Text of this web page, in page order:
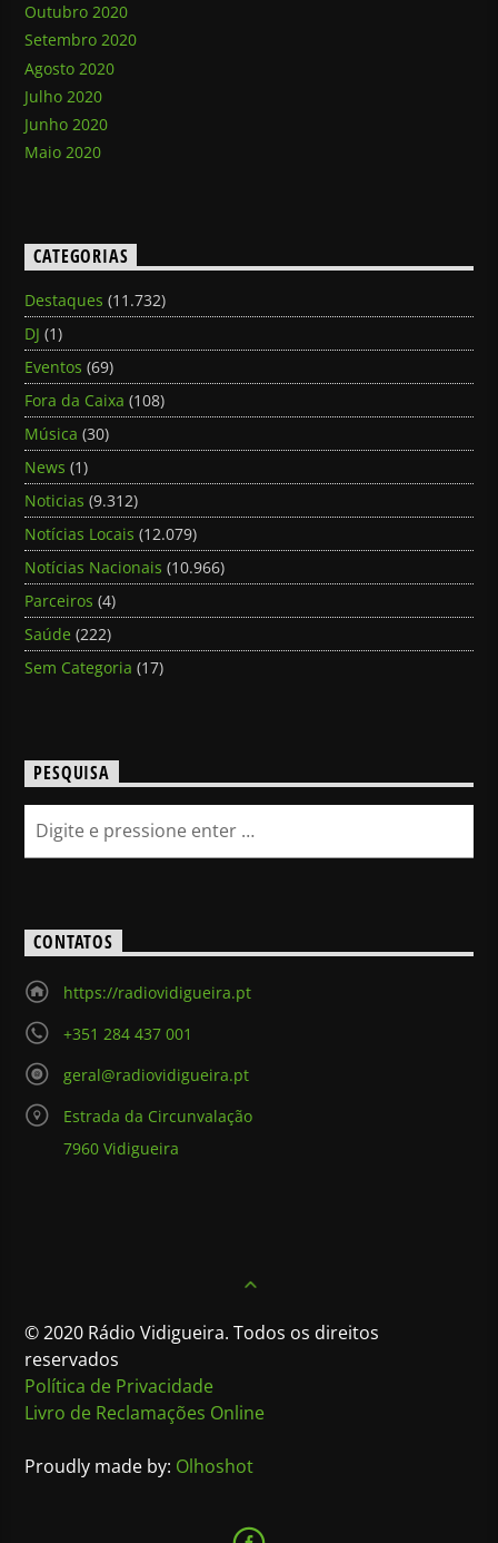
Outubro 2020
Setembro 2020
Agosto 2020
Julho 2020
Junho 2020
Maio 2020
CATEGORIAS
Destaques (11.732)
DJ (1)
Eventos (69)
Fora da Caixa (108)
Música (30)
News (1)
Noticias (9.312)
Notícias Locais (12.079)
Notícias Nacionais (10.966)
Parceiros (4)
Saúde (222)
Sem Categoria (17)
PESQUISA
CONTATOS
https://radiovidigueira.pt
+351 284 437 001
geral@radiovidigueira.pt
Estrada da Circunvalação
7960 Vidigueira
© 2020 Rádio Vidigueira. Todos os direitos
reservados
Política de Privacidade
Livro de Reclamações Online
Proudly made by: Olhoshot